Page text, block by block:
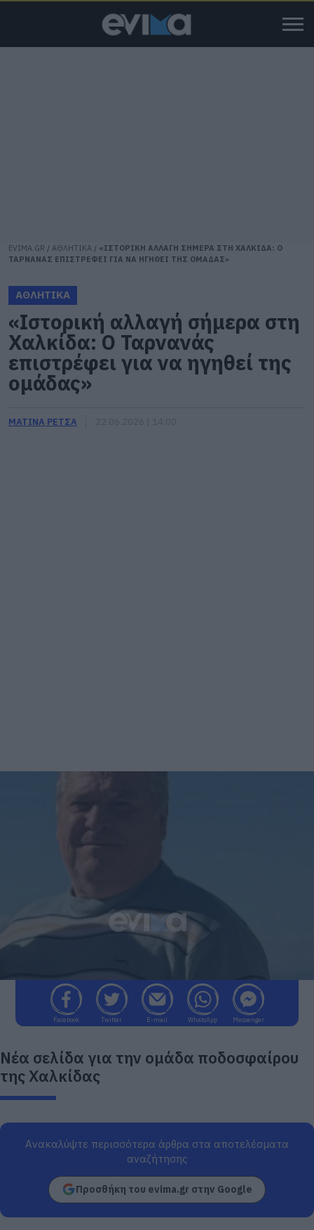
EVIMA.GR / ΑΘΛΗΤΙΚΑ / «ΙΣΤΟΡΙΚΗ ΑΛΛΑΓΗ ΣΗΜΕΡΑ ΣΤΗ ΧΑΛΚΙΔΑ: Ο
ΤΑΡΝΑΝΑΣ ΕΠΙΣΤΡΕΦΕΙ ΓΙΑ ΝΑ ΗΓΗΘΕΙ ΤΗΣ ΟΜΑΔΑΣ»
ΑΘΛΗΤΙΚΑ
«Ιστορική αλλαγή σήμερα στη
Χαλκίδα: Ο Ταρνανάς
επιστρέφει για να ηγηθεί της
ομάδας»
ΜΑΤΙΝΑ ΡΕΤΣΑ
Facebook Twitter E-mail WhatsApp Messenger
Νέα σελίδα για την ομάδα ποδοσφαίρου
της Χαλκίδας
Ανακαλύψτε περισσότερα άρθρα στα αποτελέσματα
αναζήτησης
Προσθήκη του evima.gr στην Google